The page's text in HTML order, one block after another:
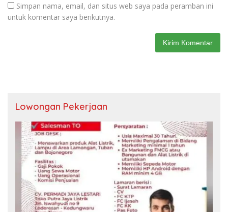
Simpan nama, email, dan situs web saya pada peramban ini
untuk komentar saya berikutnya.
Lowongan Pekerjaan